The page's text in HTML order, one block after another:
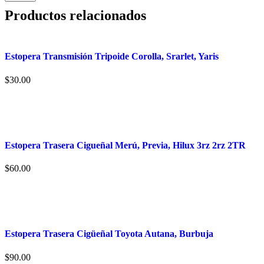
Productos relacionados
Estopera Transmisión Tripoide Corolla, Srarlet, Yaris
$30.00
Estopera Trasera Cigueñal Merú, Previa, Hilux 3rz 2rz 2TR
$60.00
Estopera Trasera Cigüeñal Toyota Autana, Burbuja
$90.00